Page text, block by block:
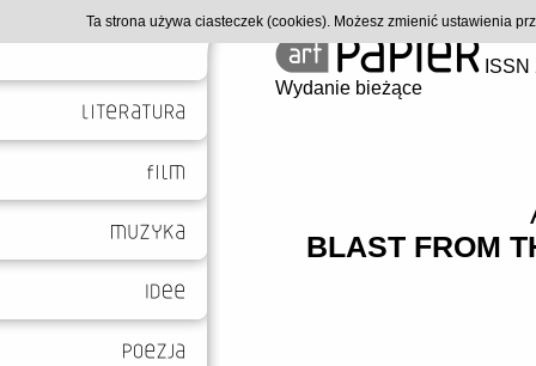
Wydanie bieżące
BLAST FROM
Ta strona używa ciasteczek (cookies). Możesz zmienić ustawienia